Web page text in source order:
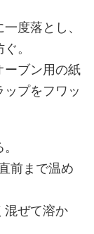
度落とし、
。
ーブン用の紙
プをフワッ
前まで温め
混ぜて溶か